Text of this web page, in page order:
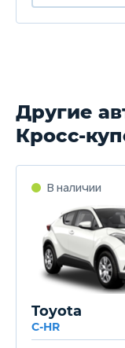
Другие
Кросс-
Toyota
C-HR